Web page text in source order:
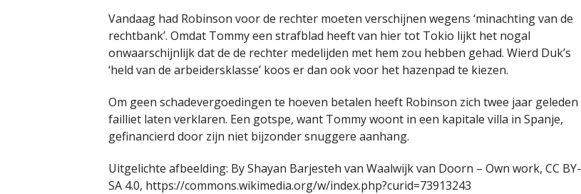
Vandaag had Robinson voor de rechter moeten verschijnen wegens ‘minachting van de
rechtbank’. Omdat Tommy een strafblad heeft van hier tot Tokio lijkt het nogal
onwaarschijnlijk dat de de rechter medelijden met hem zou hebben gehad. Wierd Duk’s
‘held van de arbeidersklasse’ koos er dan ook voor het hazenpad te kiezen.
Om geen schadevergoedingen te hoeven betalen heeft Robinson zich twee jaar geleden
failliet laten verklaren. Een gotspe, want Tommy woont in een kapitale villa in Spanje,
gefinancierd door zijn niet bijzonder snuggere aanhang.
Uitgelichte afbeelding: By Shayan Barjesteh van Waalwijk van Doorn – Own work, CC BY-
SA 4.0, https://commons.wikimedia.org/w/index.php?curid=73913243